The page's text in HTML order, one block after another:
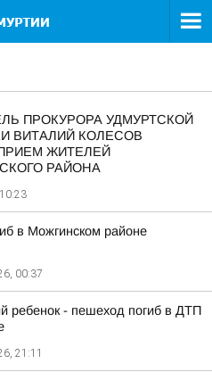
ПРОКУРОРА УДМУРТСКОЙ
ВИТАЛИЙ КОЛЕСОВ
ЖИТЕЛЕЙ
РАЙОНА
в Можгинском районе
00:37
ребенок - пешеход погиб в ДТП
21:11